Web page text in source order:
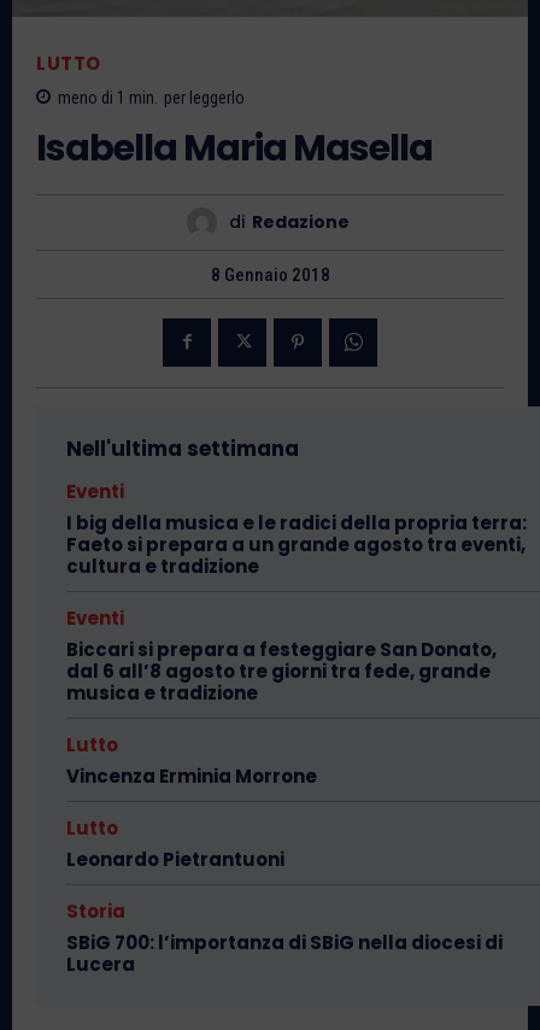
LUTTO
meno di 1 min. per leggerlo
Isabella Maria Masella
di Redazione
8 Gennaio 2018
Nell'ultima settimana
Eventi
I big della musica e le radici della propria terra:
Faeto si prepara a un grande agosto tra eventi,
cultura e tradizione
Eventi
Biccari si prepara a festeggiare San Donato,
dal 6 all’8 agosto tre giorni tra fede, grande
musica e tradizione
Lutto
Vincenza Erminia Morrone
Lutto
Leonardo Pietrantuoni
Storia
SBiG 700: l’importanza di SBiG nella diocesi di
Lucera